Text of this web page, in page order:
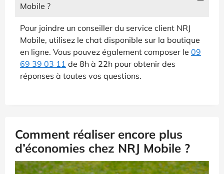
Mobile ?
Pour joindre un conseiller du service client NRJ
Mobile, utilisez le chat disponible sur la boutique
en ligne. Vous pouvez également composer le 09
69 39 03 11 de 8h à 22h pour obtenir des
réponses à toutes vos questions.
Comment réaliser encore plus
d’économies chez NRJ Mobile ?